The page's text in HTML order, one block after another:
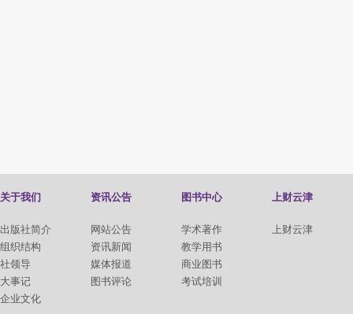
关于我们
出版社简介
组织结构
社领导
大事记
企业文化
资讯公告
网站公告
资讯新闻
媒体报道
图书评论
图书中心
学术著作
教学用书
商业图书
考试培训
上财云津
上财云津